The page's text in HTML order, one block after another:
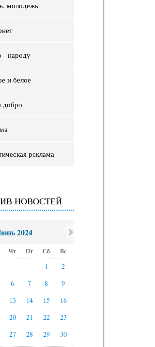
молодежь
- народу
и белое
добро
реклама
НОВОСТЕЙ
2024
Чт Пт Сб Вс
1
2
6 7 8
9
13 14 15
16
20 21 22
23
27 28 29 30